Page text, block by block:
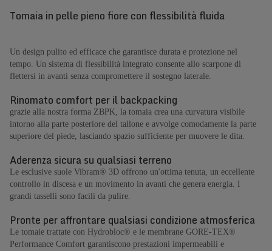
Tomaia in pelle pieno fiore con flessibilità fluida
Un design pulito ed efficace che garantisce durata e protezione nel
tempo. Un sistema di flessibilità integrato consente allo scarpone di
flettersi in avanti senza compromettere il sostegno laterale.
Rinomato comfort per il backpacking
grazie alla nostra forma ZBPK, la tomaia crea una curvatura visibile
intorno alla parte posteriore del tallone e avvolge comodamente la parte
superiore del piede, lasciando spazio sufficiente per muovere le dita.
Aderenza sicura su qualsiasi terreno
Le esclusive suole Vibram® 3D offrono un'ottima tenuta, un eccellente
controllo in discesa e un movimento in avanti che genera energia. I
grandi tasselli sono facili da pulire.
Pronte per affrontare qualsiasi condizione atmosferica
Le tomaie trattate con Hydrobloc® e le membrane GORE-TEX®
Performance Comfort garantiscono prestazioni impermeabili e